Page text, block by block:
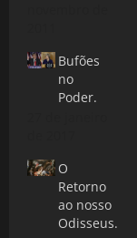
Drama
Histórico, luta
pelo poder
príncipe
Harry,
começa a
assumir seu
lugar no
Bufões
no
Poder.
O
Retorno
ao nosso
Odisseus.